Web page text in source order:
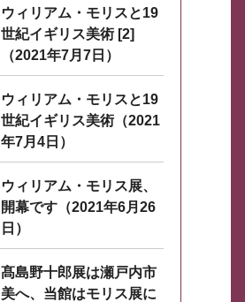
ウィリアム・モリスと19
世紀イギリス美術 [2]
（2021年7月7日）
ウィリアム・モリスと19
世紀イギリス美術（2021
年7月4日）
ウィリアム・モリス展、
開幕です（2021年6月26
日）
髙島野十郎展は瀬戸内市
美へ、当館はモリス展に